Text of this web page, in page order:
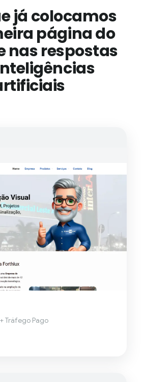
já colocamos
página do
nas respostas
Tráfego Pago